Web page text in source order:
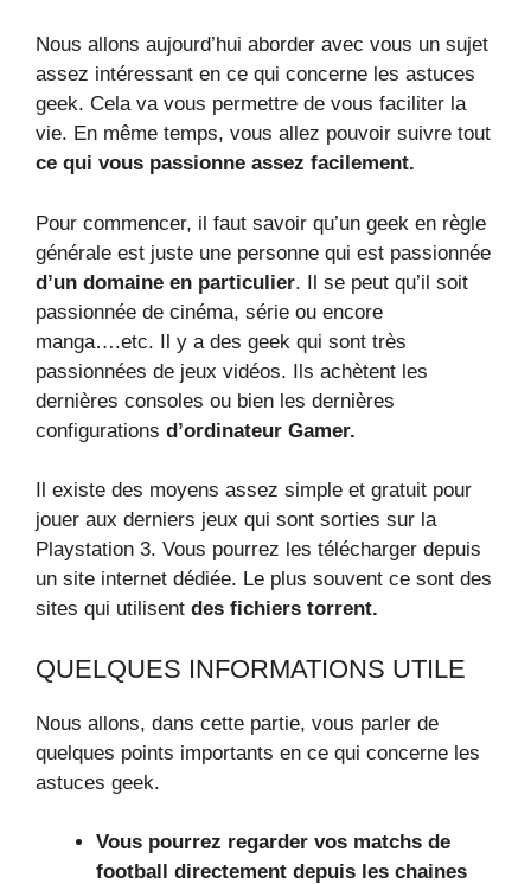
Nous allons aujourd’hui aborder avec vous un sujet
assez intéressant en ce qui concerne les astuces
geek. Cela va vous permettre de vous faciliter la
vie. En même temps, vous allez pouvoir suivre tout
ce qui vous passionne assez facilement.
Pour commencer, il faut savoir qu’un geek en règle
générale est juste une personne qui est passionnée
d’un domaine en particulier. Il se peut qu’il soit
passionnée de cinéma, série ou encore
manga….etc. Il y a des geek qui sont très
passionnées de jeux vidéos. Ils achètent les
dernières consoles ou bien les dernières
configurations d’ordinateur Gamer.
Il existe des moyens assez simple et gratuit pour
jouer aux derniers jeux qui sont sorties sur la
Playstation 3. Vous pourrez les télécharger depuis
un site internet dédiée. Le plus souvent ce sont des
sites qui utilisent des fichiers torrent.
QUELQUES INFORMATIONS UTILE
Nous allons, dans cette partie, vous parler de
quelques points importants en ce qui concerne les
astuces geek.
Vous pourrez regarder vos matchs de
football directement depuis les chaines